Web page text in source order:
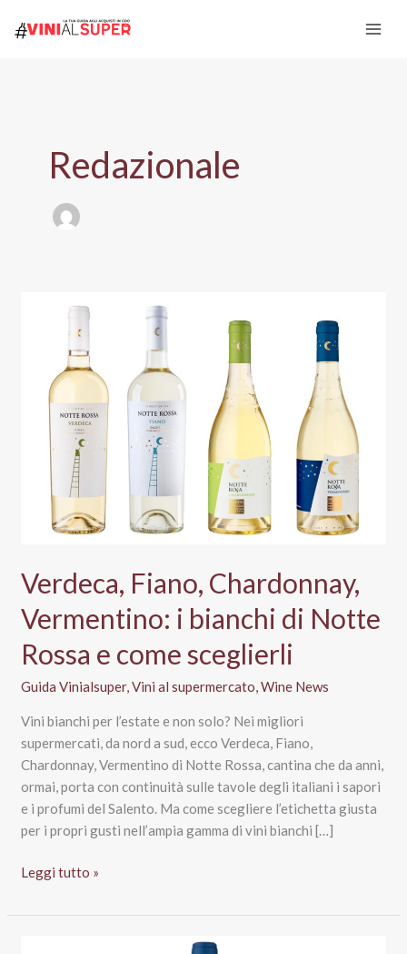
Redazionale
Verdeca, Fiano, Chardonnay,
Vermentino: i bianchi di Notte
Rossa e come sceglierli
Guida Vinialsuper,Vini al supermercato,Wine News
Vini bianchi per l’estate e non solo? Nei migliori
supermercati, da nord a sud, ecco Verdeca, Fiano,
Chardonnay, Vermentino di Notte Rossa, cantina che da anni,
ormai, porta con continuità sulle tavole degli italiani i sapori
e i profumi del Salento. Ma come scegliere l’etichetta giusta
per i propri gusti nell’ampia gamma di vini bianchi […]
Verdeca,
Chardonnay,
Leggi tutto »